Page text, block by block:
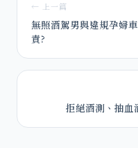
← 上一篇
無照酒駕男與違規孕婦
責?
拒絕酒測、抽血